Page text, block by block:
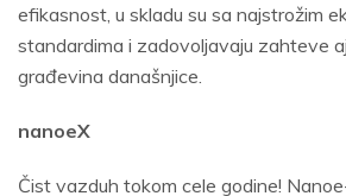
efikasnost, u skladu su sa najstrožim
standardima i zadovoljavaju zahteve
građevina današnjice.
nanoeX
Čist vazduh tokom cele godine!